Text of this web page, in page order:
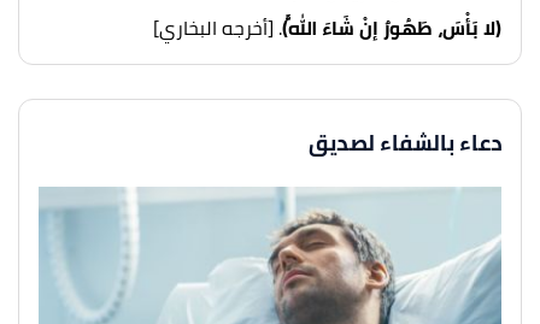
(لا بَأْسَ، طَهُورٌ إنْ شَاءَ اللَّهُ). [أخرجه البخاري]
دعاء بالشفاء لصديق